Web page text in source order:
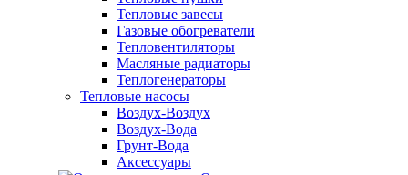
Тепловые завесы
Газовые обогреватели
Тепловентиляторы
Масляные радиаторы
Теплогенераторы
Тепловые насосы
Воздух-Воздух
Воздух-Вода
Грунт-Вода
Аксессуары